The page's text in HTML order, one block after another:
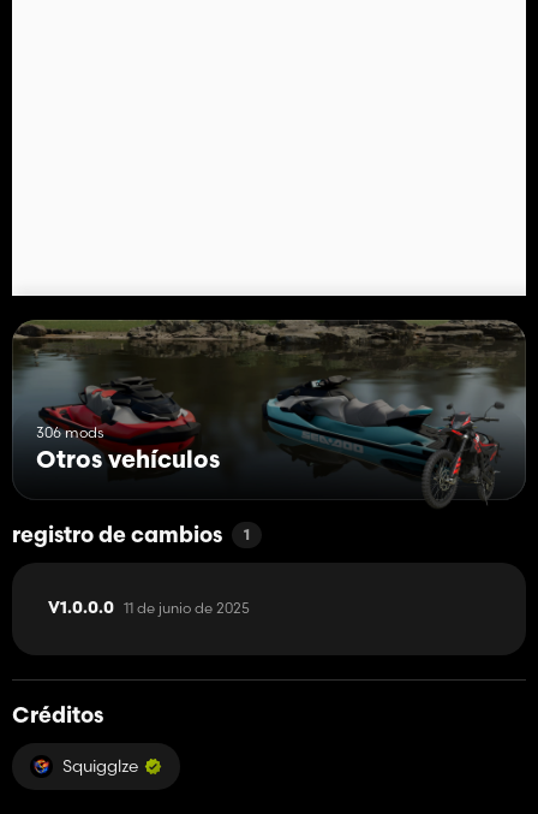
306 mods
Otros vehículos
registro de cambios 1
V1.0.0.0 11 de junio de 2025
Créditos
Squigglze